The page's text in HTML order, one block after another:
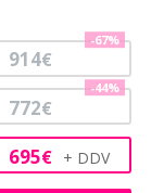
695€
772€
-44%
914€
-67%